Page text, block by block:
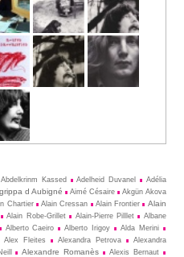
Abdelkrinm Kassed Adelheid Duvanel
Adélia
d Aubigné Aimé Césaire
Akgün Akova
Chartier Alain Cressan Alain Frontier
Alain
Alain Robe-Grillet Alain-Pierre Pilllet
Albane
Alberto Caeiro Alberto Irigoy
Alda Merini
Alex Fleites Alexandra Petrova
Alexandra
Alexandre Romanès
Alexis Bernaut